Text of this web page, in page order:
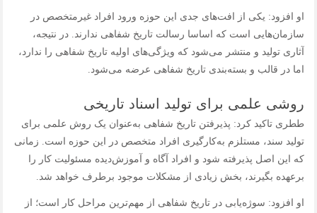
او افزود: یکی از افت‌های جدی این حوزه ورود افراد غیرمتخصص در
سازمان‌هایی است که اساسا رسالت تاریخ شفاهی ندارند. در نتیجه،
آثاری تولید و منتشر می‌شود که ویژگی‌های اولیه تاریخ شفاهی را ندارد،
اما در قالب و بسته‌بندی تاریخ شفاهی عرضه می‌شود.
روشی علمی برای تولید اسناد تاریخی
ططری تاکید کرد: پذیرفتن تاریخ شفاهی به‌عنوان یک روش علمی برای
تولید سند، مستلزم به‌کارگیری افراد متخصص در این حوزه است. زمانی
که این اصل پذیرفته شود و افراد آگاه و آموزش‌دیده مسئولیت کار را
برعهده بگیرند، بخش زیادی از مشکلات موجود برطرف خواهد شد.
او افزود: سوژه‌یابی در تاریخ شفاهی از مهم‌ترین مراحل کار است؛ از